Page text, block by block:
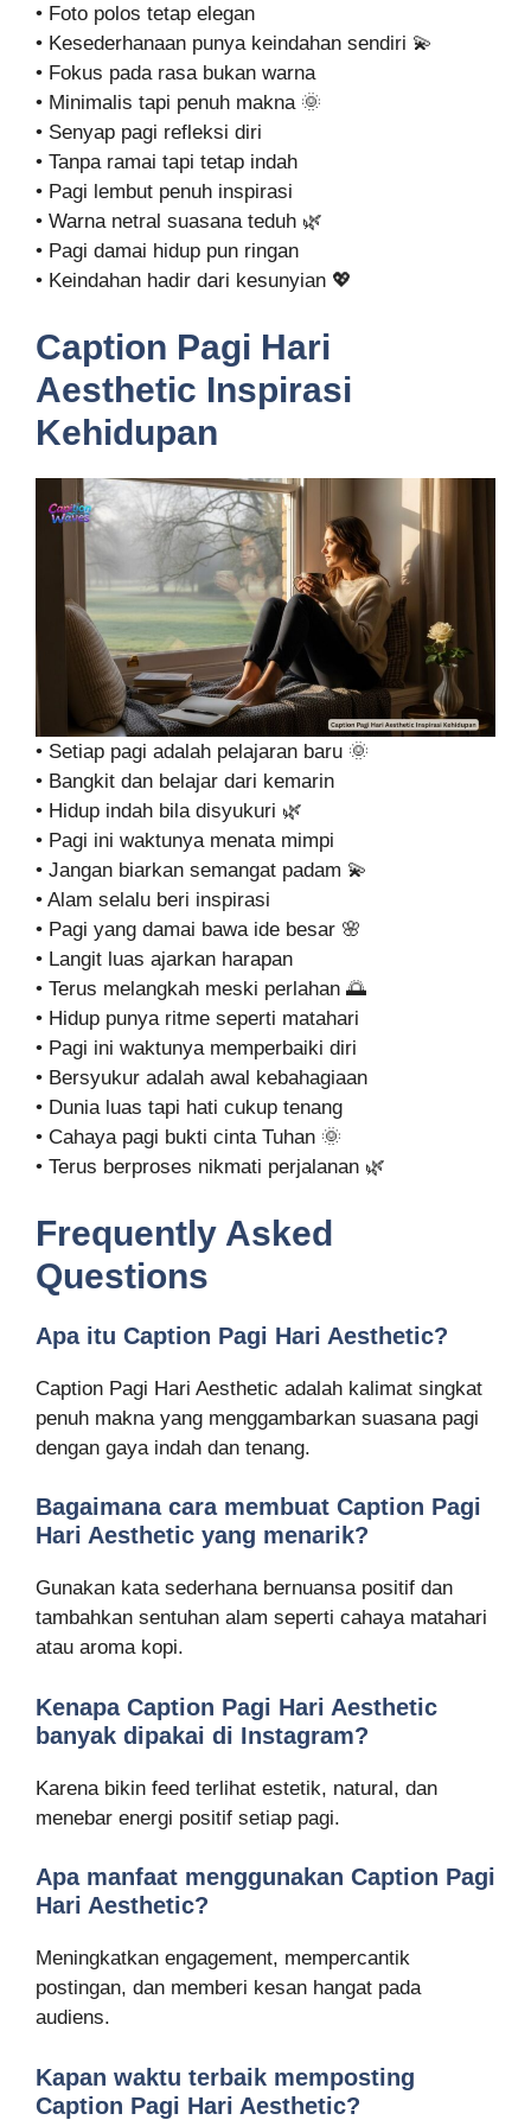
• Foto polos tetap elegan
• Kesederhanaan punya keindahan sendiri 💫
• Fokus pada rasa bukan warna
• Minimalis tapi penuh makna 🌞
• Senyap pagi refleksi diri
• Tanpa ramai tapi tetap indah
• Pagi lembut penuh inspirasi
• Warna netral suasana teduh 🌿
• Pagi damai hidup pun ringan
• Keindahan hadir dari kesunyian 💖
Caption Pagi Hari
Aesthetic Inspirasi
Kehidupan
• Setiap pagi adalah pelajaran baru 🌞
• Bangkit dan belajar dari kemarin
• Hidup indah bila disyukuri 🌿
• Pagi ini waktunya menata mimpi
• Jangan biarkan semangat padam 💫
• Alam selalu beri inspirasi
• Pagi yang damai bawa ide besar 🌸
• Langit luas ajarkan harapan
• Terus melangkah meski perlahan 🌅
• Hidup punya ritme seperti matahari
• Pagi ini waktunya memperbaiki diri
• Bersyukur adalah awal kebahagiaan
• Dunia luas tapi hati cukup tenang
• Cahaya pagi bukti cinta Tuhan 🌞
• Terus berproses nikmati perjalanan 🌿
Frequently Asked
Questions
Apa itu Caption Pagi Hari Aesthetic?
Caption Pagi Hari Aesthetic adalah kalimat singkat
penuh makna yang menggambarkan suasana pagi
dengan gaya indah dan tenang.
Bagaimana cara membuat Caption Pagi
Hari Aesthetic yang menarik?
Gunakan kata sederhana bernuansa positif dan
tambahkan sentuhan alam seperti cahaya matahari
atau aroma kopi.
Kenapa Caption Pagi Hari Aesthetic
banyak dipakai di Instagram?
Karena bikin feed terlihat estetik, natural, dan
menebar energi positif setiap pagi.
Apa manfaat menggunakan Caption Pagi
Hari Aesthetic?
Meningkatkan engagement, mempercantik
postingan, dan memberi kesan hangat pada
audiens.
Kapan waktu terbaik memposting
Caption Pagi Hari Aesthetic?